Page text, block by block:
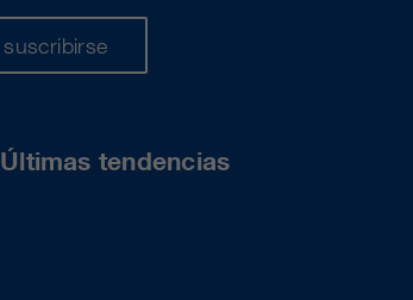
suscribirse
Últimas tendencias